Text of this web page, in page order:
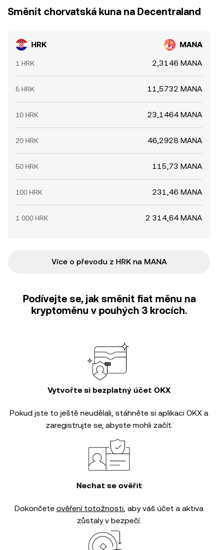
Směnit chorvatská kuna na Decentraland
HRK MANA
1 HRK 2,3146 MANA
5 HRK 11,5732 MANA
10 HRK 23,1464 MANA
20 HRK 46,2928 MANA
50 HRK 115,73 MANA
100 HRK 231,46 MANA
1 000 HRK 2 314,64 MANA
Více o převodu z HRK na MANA
Podívejte se, jak směnit fiat měnu na
kryptoměnu v pouhých 3 krocích.
Vytvořte si bezplatný účet OKX
Pokud jste to ještě neudělali, stáhněte si aplikaci OKX a
zaregistrujte se, abyste mohli začít.
Nechat se ověřit
Dokončete ověření totožnosti, aby váš účet a aktiva
zůstaly v bezpečí.